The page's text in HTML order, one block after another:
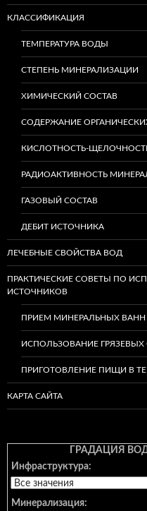
КЛАССИФИКАЦИЯ
ТЕМПЕРАТУРА ВОДЫ
СТЕПЕНЬ МИНЕРАЛИЗАЦИИ
ХИМИЧЕСКИЙ СОСТАВ
СОДЕРЖАНИЕ
КИСЛОТНОСТЬ-
РАДИОАКТИВНОСТЬ
ГАЗОВЫЙ СОСТАВ
ДЕБИТ ИСТОЧНИКА
ЛЕЧЕБНЫЕ СВОЙСТВА ВОД
ПРАКТИЧЕСКИЕ СОВЕТЫ ПО
ИСТОЧНИКОВ
ПРИЕМ МИНЕРАЛЬНЫХ ВАНН
ИСПОЛЬЗОВАНИЕ
ПРИГОТОВЛЕНИЕ ПИЩИ В
КАРТА САЙТА
ГРАДАЦИЯ
Инфраструктура:
Минерализация: